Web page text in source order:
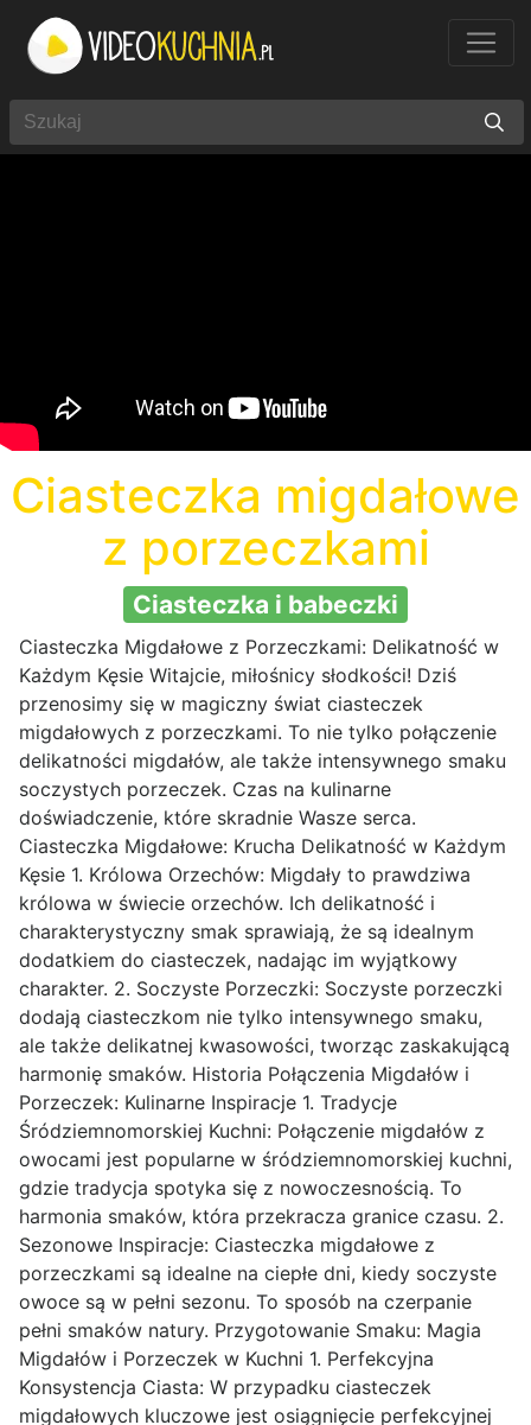
Ciasteczka migdałowe
z porzeczkami
Ciasteczka i babeczki
Ciasteczka Migdałowe z Porzeczkami: Delikatność w
Każdym Kęsie Witajcie, miłośnicy słodkości! Dziś
przenosimy się w magiczny świat ciasteczek
migdałowych z porzeczkami. To nie tylko połączenie
delikatności migdałów, ale także intensywnego smaku
soczystych porzeczek. Czas na kulinarne
doświadczenie, które skradnie Wasze serca.
Ciasteczka Migdałowe: Krucha Delikatność w Każdym
Kęsie 1. Królowa Orzechów: Migdały to prawdziwa
królowa w świecie orzechów. Ich delikatność i
charakterystyczny smak sprawiają, że są idealnym
dodatkiem do ciasteczek, nadając im wyjątkowy
charakter. 2. Soczyste Porzeczki: Soczyste porzeczki
dodają ciasteczkom nie tylko intensywnego smaku,
ale także delikatnej kwasowości, tworząc zaskakującą
harmonię smaków. Historia Połączenia Migdałów i
Porzeczek: Kulinarne Inspiracje 1. Tradycje
Śródziemnomorskiej Kuchni: Połączenie migdałów z
owocami jest popularne w śródziemnomorskiej kuchni,
gdzie tradycja spotyka się z nowoczesnością. To
harmonia smaków, która przekracza granice czasu. 2.
Sezonowe Inspiracje: Ciasteczka migdałowe z
porzeczkami są idealne na ciepłe dni, kiedy soczyste
owoce są w pełni sezonu. To sposób na czerpanie
pełni smaków natury. Przygotowanie Smaku: Magia
Migdałów i Porzeczek w Kuchni 1. Perfekcyjna
Konsystencja Ciasta: W przypadku ciasteczek
migdałowych kluczowe jest osiągnięcie perfekcyjnej